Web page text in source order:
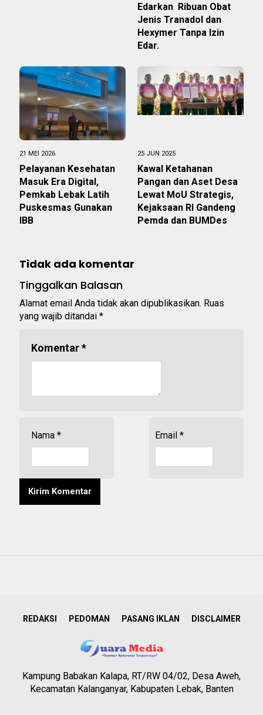
Edarkan Ribuan Obat
Jenis Tranadol dan
Hexymer Tanpa Izin
Edar.
21 MEI 2026
Pelayanan Kesehatan
Masuk Era Digital,
Pemkab Lebak Latih
Puskesmas Gunakan
IBB
25 JUN 2025
Kawal Ketahanan
Pangan dan Aset Desa
Lewat MoU Strategis,
Kejaksaan RI Gandeng
Pemda dan BUMDes
Tidak ada komentar
Tinggalkan Balasan
Alamat email Anda tidak akan dipublikasikan. Ruas
yang wajib ditandai *
Komentar*
Nama * Email *
REDAKSI PEDOMAN PASANG IKLAN DISCLAIMER
Kampung Babakan Kalapa, RT/RW 04/02, Desa Aweh,
Kecamatan Kalanganyar, Kabupaten Lebak, Banten